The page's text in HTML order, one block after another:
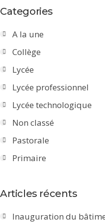
Categories
A la une
Collège
Lycée
Lycée professionnel
Lycée technologique
Non classé
Pastorale
Primaire
Articles récents
Inauguration du